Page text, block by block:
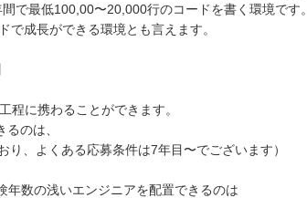
で最低100,00〜20,000行のコードを書く環境です。
で成長ができる環境とも言えます。
程に携わることができます。
のは、
、よくある応募条件は7年目〜でございます）
年数の浅いエンジニアを配置できるのは